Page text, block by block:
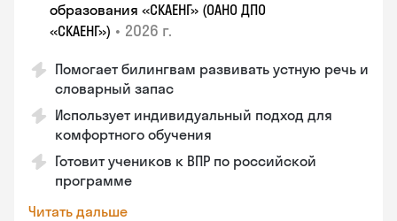
образования «СКАЕНГ» (ОАНО ДПО
«СКАЕНГ») • 2026 г.
Помогает билингвам развивать устную речь и
словарный запас
Использует индивидуальный подход для
комфортного обучения
Готовит учеников к ВПР по российской
программе
Читать дальше